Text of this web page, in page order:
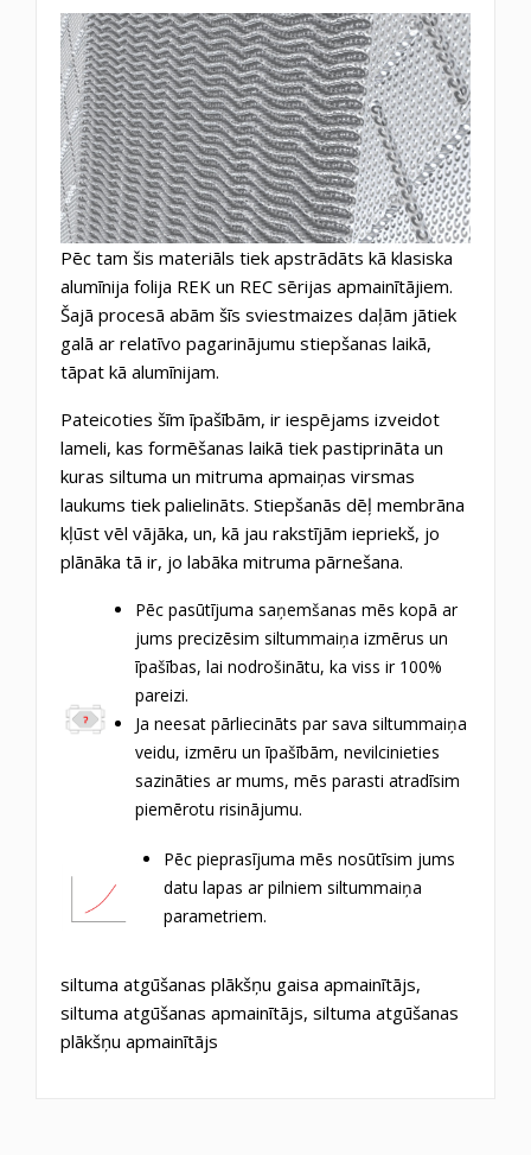
Pēc tam šis materiāls tiek apstrādāts kā klasiska
alumīnija folija REK un REC sērijas apmainītājiem.
Šajā procesā abām šīs sviestmaizes daļām jātiek
galā ar relatīvo pagarinājumu stiepšanas laikā,
tāpat kā alumīnijam.
Pateicoties šīm īpašībām, ir iespējams izveidot
lameli, kas formēšanas laikā tiek pastiprināta un
kuras siltuma un mitruma apmaiņas virsmas
laukums tiek palielināts. Stiepšanās dēļ membrāna
kļūst vēl vājāka, un, kā jau rakstījām iepriekš, jo
plānāka tā ir, jo labāka mitruma pārnešana.
Pēc pasūtījuma saņemšanas mēs kopā ar
jums precizēsim siltummaiņa izmērus un
īpašības, lai nodrošinātu, ka viss ir 100%
pareizi.
Ja neesat pārliecināts par sava siltummaiņa
veidu, izmēru un īpašībām, nevilcinieties
sazināties ar mums, mēs parasti atradīsim
piemērotu risinājumu.
Pēc pieprasījuma mēs nosūtīsim jums
datu lapas ar pilniem siltummaiņa
parametriem.
siltuma atgūšanas plākšņu gaisa apmainītājs,
siltuma atgūšanas apmainītājs, siltuma atgūšanas
plākšņu apmainītājs